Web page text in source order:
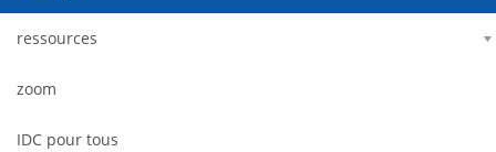
ressources
zoom
IDC pour tous